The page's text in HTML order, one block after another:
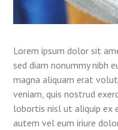
Lorem ipsum dolor sit
sed diam nonummy nibh
magna aliquam erat
veniam, quis nostrud
lobortis nisl ut aliquip ex
autem vel eum iriure